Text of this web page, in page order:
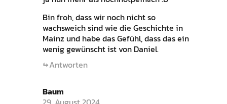
Bin froh, dass wir noch nicht so
wachsweich sind wie die Geschichte in
Mainz und habe das Gefühl, dass das ein
wenig gewünscht ist von Daniel.
Antworten
Baum